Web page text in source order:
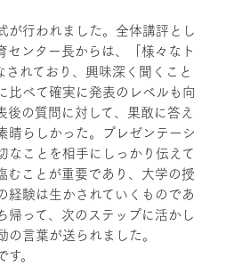
が行われました。全体講評とし
センター長からは、「様々なト
されており、興味深く聞くこと
比べて確実に発表のレベルも向
後の質問に対して、果敢に答え
晴らしかった。プレゼンテーシ
なことを相手にしっかり伝えて
むことが重要であり、大学の授
経験は生かされていくものであ
帰って、次のステップに活かし
言葉が送られました。
。